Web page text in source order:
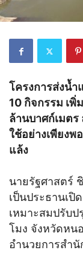
โครงการส่งน้ำ
10 กิจกรรม เ
ล้านบาศก์เมต
ใช้อย่างเพียง
แล้ง
นายรัฐศาสตร์
เป็นประธานเ
เหมาะสมปรับป
โมง จังหวัดหน
อำนวยการสำ